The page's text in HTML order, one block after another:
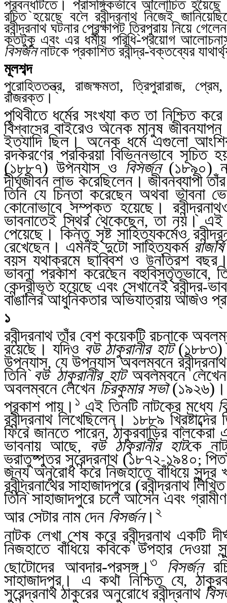
প্রবন্ধটিতে। প্রাসঙ্গিকভাবে আলোচিত হয়েছে
রচিত হয়েছে বলে রবীন্দ্রনাথ নিজেই
রবীন্দ্রনাথ ঘটনার প্রেক্ষাপট ত্রিপুরায় নিয়ে গেলেন
কতটুকু এবং এর ধর্মীয় পরিধি-প্রয়োগ
বিসর্জননাটকে প্রকাশিত রবীন্দ্র-বক্তব্যের
মূলশব্দ
পুরোহিততন্ত্র, রাজক্ষমতা, ত্রিপুরারাজ, প্রেম
রাজরক্ত।
পৃথিবীতে ধর্মের সংখ্যা কত তা নিশ্চিত করে
বিশ্বাসের বাইরেও অনেক মানুষ
ইত্যাদি ছিল। অনেক ধর্মে এগুলো
রদকরণের প্রক্রিয়া বিভিন্নভাবে সূচিত
(১৮৮৭) উপন্যাস ও বিসর্জন(১৮৯০)
দীর্ঘজীবন লাভ করেছিলেন। জীবনব্যাপী
তিনি যে চিন্তা করেছেন অথবা ভাবনা
কোনোভাবে সম্পৃক্ত হয়েছে।
ভাবনাতেই স্থির থেকেছেন,তা নয়। এই
পেয়েছে। কিন্তু সৃষ্ট সাহিত্যকর্মেও
রেখেছেন। এমনই দুটো সাহিত্যকর্ম রাজর্ষি
বয়স যথাক্রমে ছাব্বিশ ও উনত্রিশ
ভাবনা প্রকাশ করেছেন বহুবিস্তৃতভাবে,
কেন্দ্রীভূত হয়েছে এবং সেখানেই রবীন্দ্র-
বাঙালির আধুনিকতার অভিযাত্রায় আজও
১
রবীন্দ্রনাথ তাঁর বেশ কয়েকটি রচনাকে
রয়েছে। যদিও বউ ঠাকুরানীর হাট(১৮৮৩)
উপন্যাস, যে উপন্যাস অবলম্বনে
তিনিবউ ঠাকুরানীর হাটঅবলম্বনে
অবলম্বনে লেখেন চিরকুমার সভা(১৯২৬)।
প্রকাশ পায়। ১ এই তিনটি নাটকের মধ্যে
রবীন্দ্রনাথ লিখেছিলেন। ১৮৮৯
ফিরে জানতে পারেন,ঠাকুরবাড়ির
ভাবনায় আছে, বউ ঠাকুরানীর হাটকে
ভ্রাতুষ্পুত্র সুরেন্দ্রনাথ (১৮৭২-১৯৪০;
জন্য অনুরোধ করে নিজহাতে বাঁধিয়ে সুন্দর
রবীন্দ্রনাথের সাহাজাদপুরে (রবীন্দ্রনাথ
তিনি সাহাজাদপুরে চলে আসেন এবং
আর সেটার নাম দেন বিসর্জন। ২
নাটক লেখা শেষ করে রবীন্দ্রনাথ একটি
নিজহাতে বাঁধিয়ে কবিকে উপহার
ছোটোদের আবদার-প্রসঙ্গ। ৩ বিসর্জন
সাহাজাদপুর। এ কথা নিশ্চিত যে,
সুরেন্দ্রনাথ ঠাকুরের অনুরোধে রবীন্দ্রনাথ